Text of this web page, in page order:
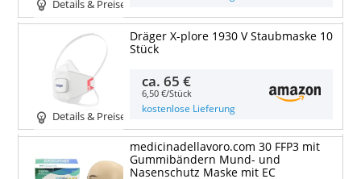
Details & Preise
Details & Preise
Dräger X-plore 1930 V Staubmaske 10
Stück
ca.65 €
6,50 €/Stück
kostenlose Lieferung
medicinadellavoro.com 30 FFP3 mit
Gummibändern Mund- und
Nasenschutz Maske mit EC